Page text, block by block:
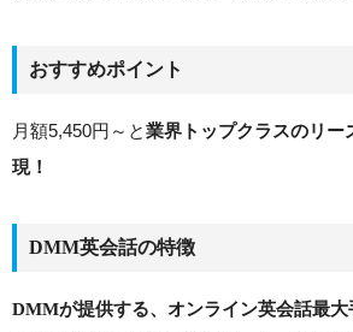
おすすめポイント
月額5,450円～と業界トップクラスのリー
現！
DMM英会話の特徴
DMMが提供する、オンライン英会話最大